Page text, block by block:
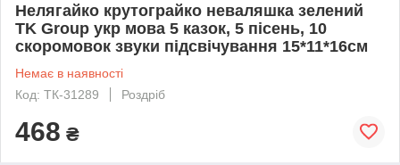
Нелягайко крутограйко неваляшка зелений
TK Group укр мова 5 казок, 5 пісень, 10
скоромовок звуки підсвічування 15*11*16см
Немає в наявності
Код: ТК-31289
Роздріб
468 ₴